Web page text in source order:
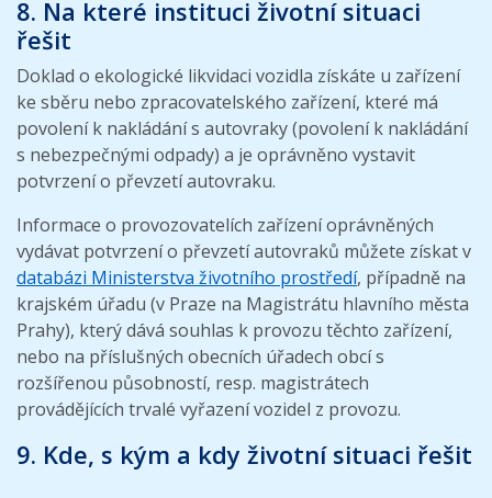
8. Na které instituci životní situaci
řešit
Doklad o ekologické likvidaci vozidla získáte u zařízení
ke sběru nebo zpracovatelského zařízení, které má
povolení k nakládání s autovraky (povolení k nakládání
s nebezpečnými odpady) a je oprávněno vystavit
potvrzení o převzetí autovraku.
Informace o provozovatelích zařízení oprávněných
vydávat potvrzení o převzetí autovraků můžete získat v
databázi Ministerstva životního prostředí, případně na
krajském úřadu (v Praze na Magistrátu hlavního města
Prahy), který dává souhlas k provozu těchto zařízení,
nebo na příslušných obecních úřadech obcí s
rozšířenou působností, resp. magistrátech
provádějících trvalé vyřazení vozidel z provozu.
9. Kde, s kým a kdy životní situaci řešit